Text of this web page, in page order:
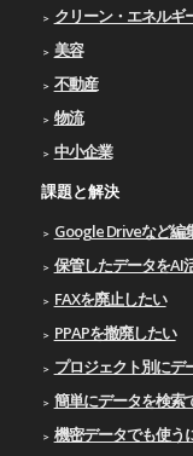
クリーン・エネルギ
美容
不動産
物流
中小企業
課題と解決
Google Driveなど編
保管したデータをAI
FAXを廃止したい
PPAPを撤廃したい
プロジェクト別にデ
簡単にデータを検索
機密データでも使う